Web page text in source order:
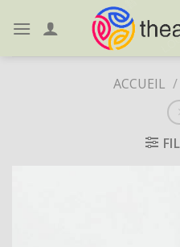
ACCUEIL /